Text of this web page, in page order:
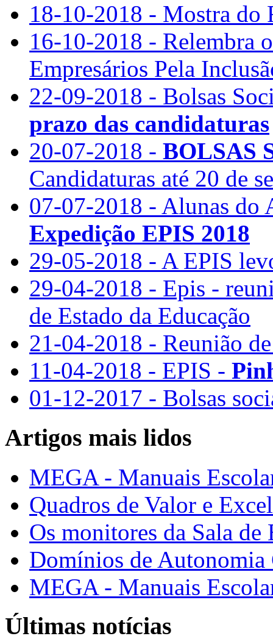
18-10-2018 - Mostra
16-10-2018 - Relembra
Empresários Pela
22-09-2018 - Bolsas
prazo das candidaturas
20-07-2018 - BOLSAS
Candidaturas até 20 de
07-07-2018 - Alunas do
Expedição EPIS 2018
29-05-2018 - A EPIS
29-04-2018 - Epis -
de Estado da Educação
21-04-2018 - Reunião
11-04-2018 - EPIS -
01-12-2017 - Bolsas
Artigos mais lidos
MEGA - Manuais
Quadros de Valor e
Os monitores da Sala de
Domínios de Autonomia
MEGA - Manuais
Últimas notícias